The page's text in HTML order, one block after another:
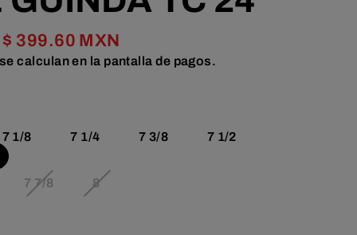
$ 399.60 MXN
se calculan en la pantalla de pagos.
7 1/8 7 1/4 7 3/8 7 1/2
7 7/8 8